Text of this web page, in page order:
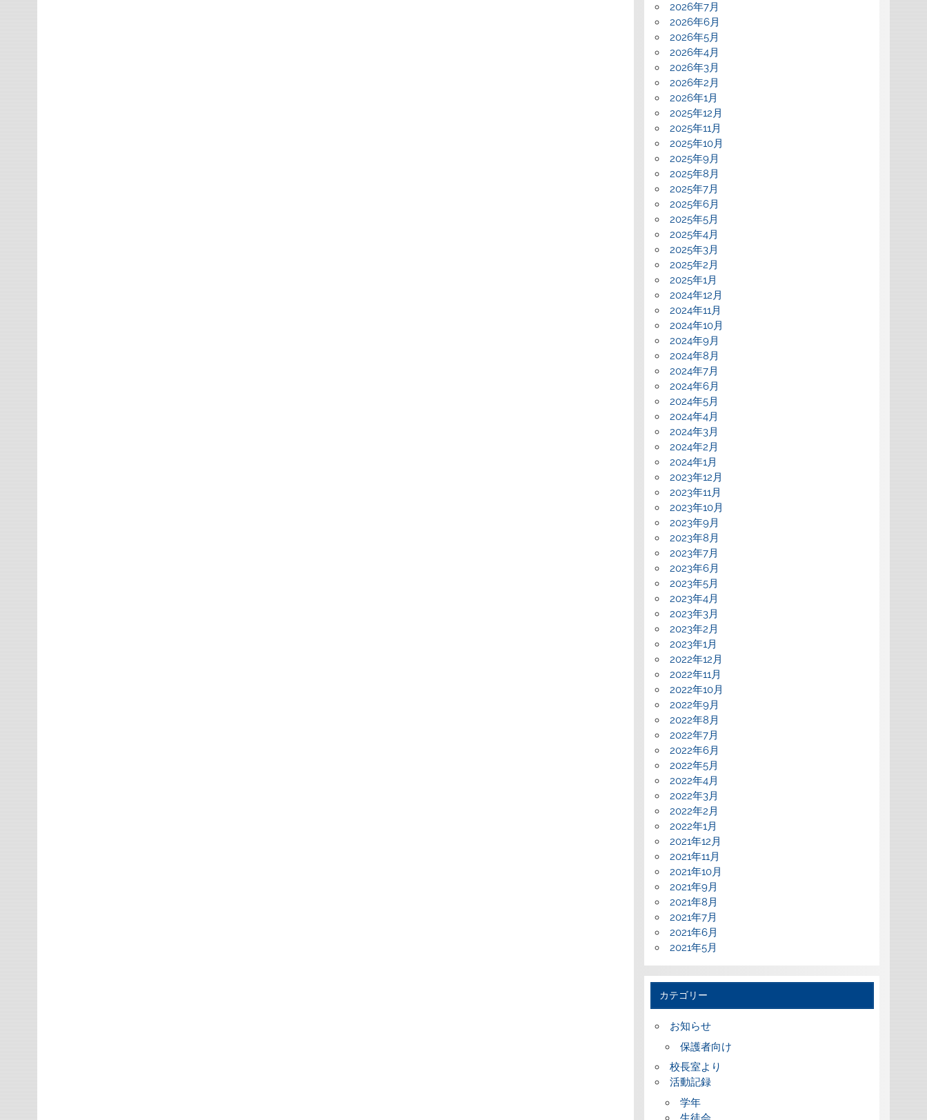
2026年7月
2026年6月
2026年5月
2026年4月
2026年3月
2026年2月
2026年1月
2025年12月
2025年11月
2025年10月
2025年9月
2025年8月
2025年7月
2025年6月
2025年5月
2025年4月
2025年3月
2025年2月
2025年1月
2024年12月
2024年11月
2024年10月
2024年9月
2024年8月
2024年7月
2024年6月
2024年5月
2024年4月
2024年3月
2024年2月
2024年1月
2023年12月
2023年11月
2023年10月
2023年9月
2023年8月
2023年7月
2023年6月
2023年5月
2023年4月
2023年3月
2023年2月
2023年1月
2022年12月
2022年11月
2022年10月
2022年9月
2022年8月
2022年7月
2022年6月
2022年5月
2022年4月
2022年3月
2022年2月
2022年1月
2021年12月
2021年11月
2021年10月
2021年9月
2021年8月
2021年7月
2021年6月
2021年5月
カテゴリー
お知らせ
保護者向け
校長室より
活動記録
学年